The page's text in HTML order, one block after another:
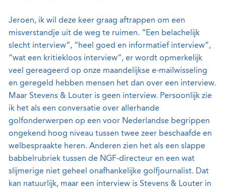
Jeroen, ik wil deze keer graag aftrappen om een
misverstandje uit de weg te ruimen. “Een belachelijk
slecht interview”, “heel goed en informatief interview”,
“wat een kritiekloos interview”, er wordt opmerkelijk
veel gereageerd op onze maandelijkse e-mailwisseling
en geregeld hebben mensen het dan over een interview.
Maar Stevens & Louter is geen interview. Persoonlijk zie
ik het als een conversatie over allerhande
golfonderwerpen op een voor Nederlandse begrippen
ongekend hoog niveau tussen twee zeer beschaafde en
welbespraakte heren. Anderen zien het als een slappe
babbelrubriek tussen de NGF-directeur en een wat
slijmerige niet geheel onafhankelijke golfjournalist. Dat
kan natuurlijk, maar een interview is Stevens & Louter in